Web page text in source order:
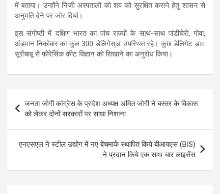
में बताया। उन्होंने निजी अस्पतालों को शव को सुरक्षित कराने हेतु शासन से
अनुमति देने पर जोर दियां।
इस संगोष्ठी में दक्षिण भारत का पांच राज्यों के साथ-साथ पांडीचेरी, गोवा,
अंडमान निकोबार का कुल 300 डेलिगेस्अ उपस्थित रहे। कुछ डेलिगेट डा०
सूरीबाबू से फोरेसिंक कीट विज्ञान को सिखाने का अनुरोध किया।
navigation
जनता जोगी कांग्रेस के प्रदेश अध्यक्ष अमित जोगी ने बस्तर के विकास
को लेकर दोनों सरकारों पर साधा निशाना
एनएसएल ने स्टील उ‌द्योग में नए बेंचमार्क स्थापित किये बीआयएस (BIS)
ने प्रदान किये एक साथ चार लाइसेंस